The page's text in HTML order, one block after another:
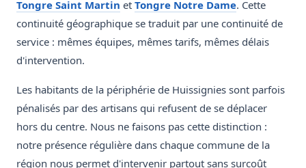
Tongre Saint Martin et Tongre Notre Dame. Cette
continuité géographique se traduit par une continuité de
service : mêmes équipes, mêmes tarifs, mêmes délais
d'intervention.
Les habitants de la périphérie de Huissignies sont parfois
pénalisés par des artisans qui refusent de se déplacer
hors du centre. Nous ne faisons pas cette distinction :
notre présence régulière dans chaque commune de la
région nous permet d'intervenir partout sans surcoût